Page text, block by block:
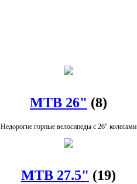
MTB 26" (8)
Недорогие горные велосипеды с 26" колесами
MTB 27.5" (19)